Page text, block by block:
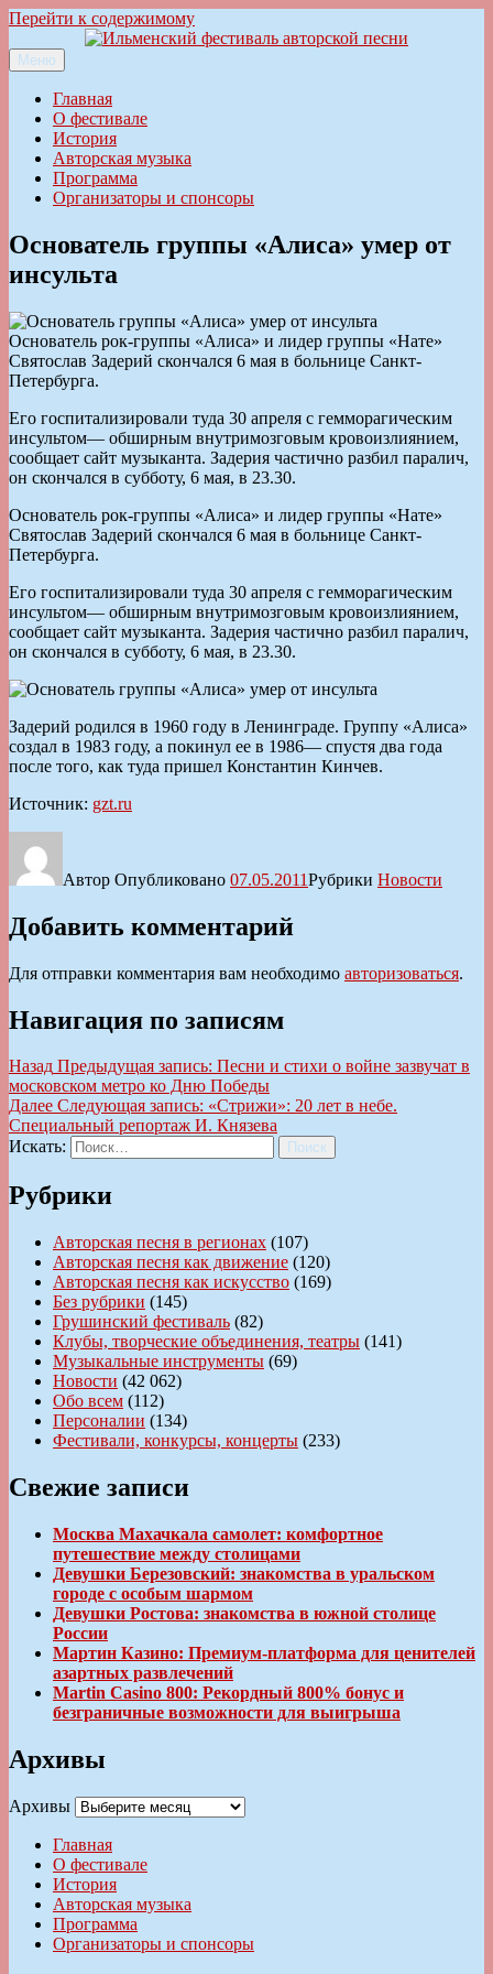
Перейти к содержимому
Ильменский фестиваль авторской песни
Меню
Главная
О фестивале
История
Авторская музыка
Программа
Организаторы и спонсоры
Основатель группы «Алиса» умер от
инсульта
Основатель рок-группы «Алиса» и лидер группы «Нате»
Святослав Задерий скончался 6 мая в больнице Санкт-
Петербурга.
Его госпитализировали туда 30 апреля с гемморагическим
инсультом— обширным внутримозговым кровоизлиянием,
сообщает сайт музыканта. Задерия частично разбил паралич,
он скончался в субботу, 6 мая, в 23.30.
Основатель рок-группы «Алиса» и лидер группы «Нате»
Святослав Задерий скончался 6 мая в больнице Санкт-
Петербурга.
Его госпитализировали туда 30 апреля с гемморагическим
инсультом— обширным внутримозговым кровоизлиянием,
сообщает сайт музыканта. Задерия частично разбил паралич,
он скончался в субботу, 6 мая, в 23.30.
Задерий родился в 1960 году в Ленинграде. Группу «Алиса»
создал в 1983 году, а покинул ее в 1986— спустя два года
после того, как туда пришел Константин Кинчев.
Источник: gzt.ru
Автор Опубликовано 07.05.2011Рубрики Новости
Добавить комментарий
Для отправки комментария вам необходимо авторизоваться.
Навигация по записям
Назад Предыдущая запись: Песни и стихи о войне зазвучат в
московском метро ко Дню Победы
Далее Следующая запись: «Стрижи»: 20 лет в небе.
Специальный репортаж И. Князева
Искать:
Поиск
Рубрики
Авторская песня в регионах (107)
Авторская песня как движение (120)
Авторская песня как искусство (169)
Без рубрики (145)
Грушинский фестиваль (82)
Клубы, творческие объединения, театры (141)
Музыкальные инструменты (69)
Новости (42 062)
Обо всем (112)
Персоналии (134)
Фестивали, конкурсы, концерты (233)
Свежие записи
Москва Махачкала самолет: комфортное
путешествие между столицами
Девушки Березовский: знакомства в уральском
городе с особым шармом
Девушки Ростова: знакомства в южной столице
России
Мартин Казино: Премиум-платформа для ценителей
азартных развлечений
Martin Casino 800: Рекордный 800% бонус и
безграничные возможности для выигрыша
Архивы
Архивы
Главная
О фестивале
История
Авторская музыка
Программа
Организаторы и спонсоры